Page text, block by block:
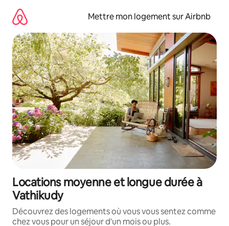
directement
contenu
Mettre mon logement sur Airbnb
Locations moyenne et longue durée à
Vathikudy
Découvrez des logements où vous vous sentez comme
chez vous pour un séjour d'un mois ou plus.